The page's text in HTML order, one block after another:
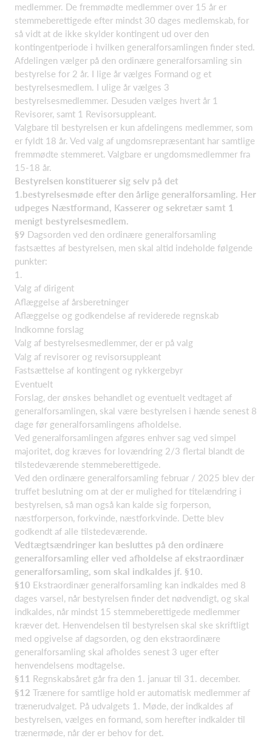
medlemmer. De fremmødte medlemmer over 15 år er
stemmeberettigede efter mindst 30 dages medlemskab, for
så vidt at de ikke skylder kontingent ud over den
kontingentperiode i hvilken generalforsamlingen finder sted.
Afdelingen vælger på den ordinære generalforsamling sin
bestyrelse for 2 år. I lige år vælges Formand og et
bestyrelsesmedlem. I ulige år vælges 3
bestyrelsesmedlemmer. Desuden vælges hvert år 1
Revisorer, samt 1 Revisorsuppleant.
Valgbare til bestyrelsen er kun afdelingens medlemmer, som
er fyldt 18 år. Ved valg af ungdomsrepræsentant har samtlige
fremmødte stemmeret. Valgbare er ungdomsmedlemmer fra
15-18 år.
Bestyrelsen konstituerer sig selv på det
1.bestyrelsesmøde efter den årlige generalforsamling. Her
udpeges Næstformand, Kasserer og sekretær samt 1
menigt bestyrelsesmedlem.
§9 Dagsorden ved den ordinære generalforsamling
fastsættes af bestyrelsen, men skal altid indeholde følgende
punkter:
1.
Valg af dirigent
Aflæggelse af årsberetninger
Aflæggelse og godkendelse af reviderede regnskab
Indkomne forslag
Valg af bestyrelsesmedlemmer, der er på valg
Valg af revisorer og revisorsuppleant
Fastsættelse af kontingent og rykkergebyr
Eventuelt
Forslag, der ønskes behandlet og eventuelt vedtaget af
generalforsamlingen, skal være bestyrelsen i hænde senest 8
dage før generalforsamlingens afholdelse.
Ved generalforsamlingen afgøres enhver sag ved simpel
majoritet, dog kræves for lovændring 2/3 flertal blandt de
tilstedeværende stemmeberettigede.
Ved den ordinære generalforsamling februar / 2025 blev der
truffet beslutning om at der er mulighed for titelændring i
bestyrelsen, så man også kan kalde sig forperson,
næstforperson, forkvinde, næstforkvinde. Dette blev
godkendt af alle tilstedeværende.
Vedtægtsændringer kan besluttes på den ordinære
generalforsamling eller ved afholdelse af ekstraordinær
generalforsamling, som skal indkaldes jf. §10.
§10 Ekstraordinær generalforsamling kan indkaldes med 8
dages varsel, når bestyrelsen finder det nødvendigt, og skal
indkaldes, når mindst 15 stemmeberettigede medlemmer
kræver det. Henvendelsen til bestyrelsen skal ske skriftligt
med opgivelse af dagsorden, og den ekstraordinære
generalforsamling skal afholdes senest 3 uger efter
henvendelsens modtagelse.
§11 Regnskabsåret går fra den 1. januar til 31. december.
§12 Trænere for samtlige hold er automatisk medlemmer af
trænerudvalget. På udvalgets 1. Møde, der indkaldes af
bestyrelsen, vælges en formand, som herefter indkalder til
trænermøde, når der er behov for det.